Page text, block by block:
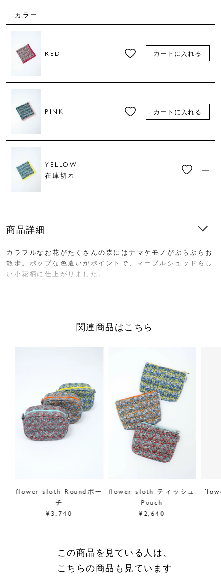
カラー
RED カートに入れる
PINK カートに入れる
YELLOW
在庫切れ
—
商品詳細
カラフルなお花がたくさんの森にはナマケモノがぶらぶらお
散歩。ポップな色遣いがポイントで、マーブルシュッドらし
い小花柄に仕上がりました。
サイズ／縦52cm、横52cm
08EM051252
採寸について
商品についてのお問い合わせ
関連商品はこちら
flower sloth Roundポー
チ
¥3,740
flower sloth ティッシュ
Pouch
¥2,640
この商品を見ている人は、
こちらの商品も見ています